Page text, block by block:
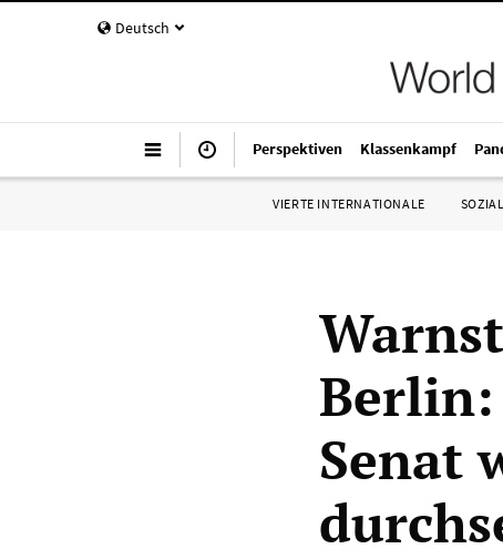
Deutsch
Perspektiven Klassenkampf
VIERTE INTERNATIONALE
Senat